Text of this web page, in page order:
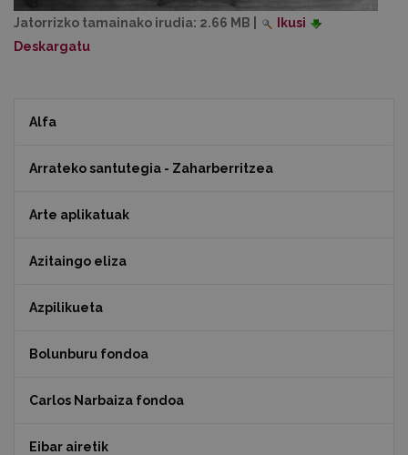
Jatorrizko tamainako irudia: 2.66 MB
Ikusi
Deskargatu
Alfa
Arrateko santutegia - Zaharberritzea
Arte aplikatuak
Azitaingo eliza
Azpilikueta
Bolunburu fondoa
Carlos Narbaiza fondoa
Eibar airetik